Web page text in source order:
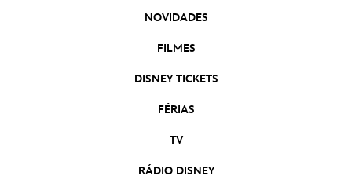
NOVIDADES
FILMES
DISNEY TICKETS
FÉRIAS
TV
RÁDIO DISNEY